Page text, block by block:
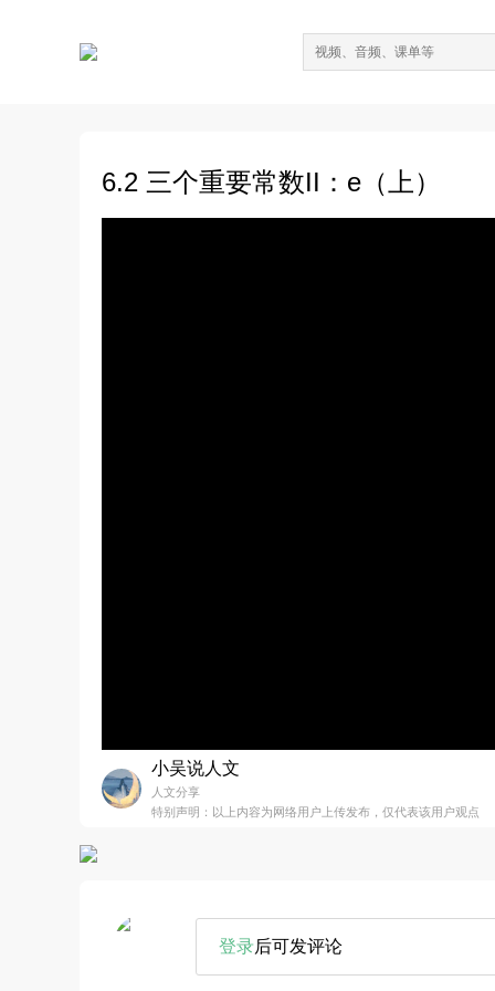
6.2 三个重要常数II：e（上）
小吴说人文
人文分享
特别声明：以上内容为网络用户上传发布，仅代表该用户观点
登录后可发评论